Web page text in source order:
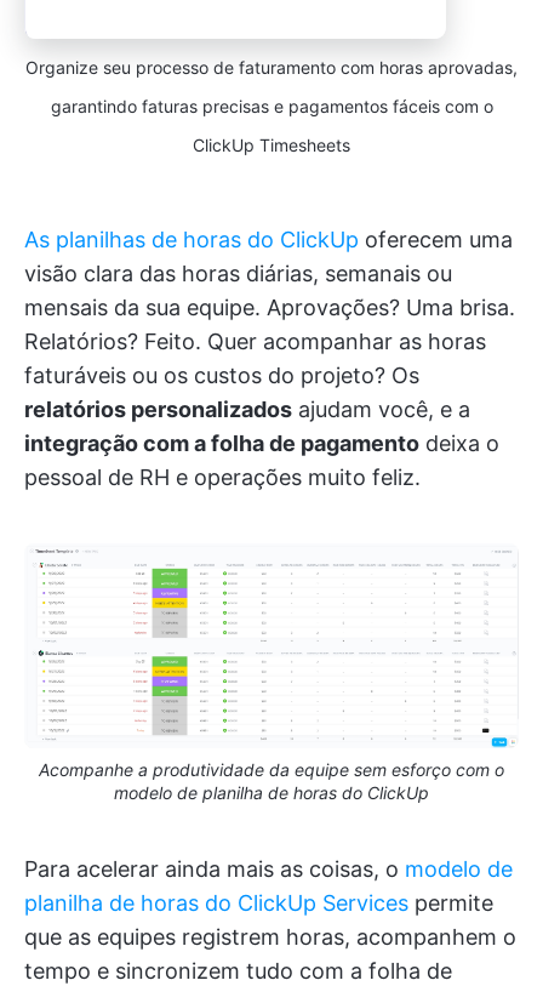
Organize seu processo de faturamento com horas aprovadas,
garantindo faturas precisas e pagamentos fáceis com o
ClickUp Timesheets
As planilhas de horas do ClickUp oferecem uma
visão clara das horas diárias, semanais ou
mensais da sua equipe. Aprovações? Uma brisa.
Relatórios? Feito. Quer acompanhar as horas
faturáveis ou os custos do projeto? Os
relatórios personalizados ajudam você, e a
integração com a folha de pagamento deixa o
pessoal de RH e operações muito feliz.
Acompanhe a produtividade da equipe sem esforço com o
modelo de planilha de horas do ClickUp
Para acelerar ainda mais as coisas, o modelo de
planilha de horas do ClickUp Services permite
que as equipes registrem horas, acompanhem o
tempo e sincronizem tudo com a folha de